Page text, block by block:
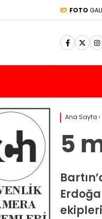
FOTO
Ana Sayfa ›
5
ekipleri